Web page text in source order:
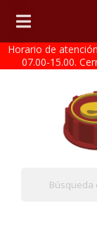
Horario de
07.00-15.00.